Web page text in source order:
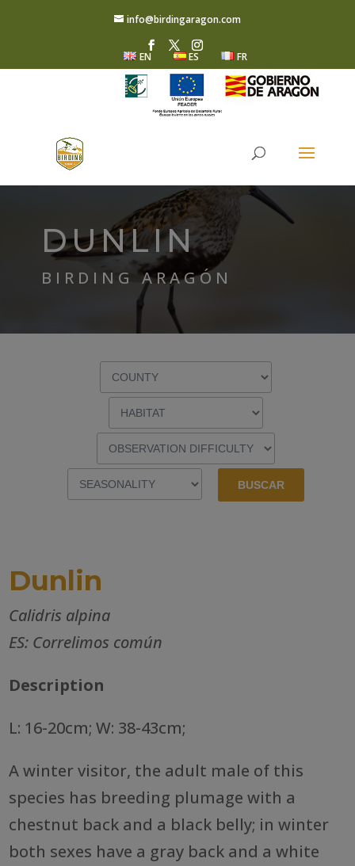
info@birdingaragon.com
EN ES FR
DUNLIN
BIRDING ARAGÓN
Dunlin
Calidris alpina
ES: Correlimos común
Description
L: 16-20cm; W: 38-43cm;
A winter visitor, the adult male of this
species has breeding plumage with a
chestnut back and a black belly; in winter
both sexes have a gray back and a white